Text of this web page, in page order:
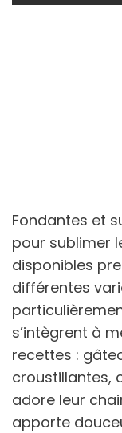
Fondantes et
pour sublimer
disponibles
différentes
s’intègrent à
recettes :
croustillantes,
adore leur
apporte